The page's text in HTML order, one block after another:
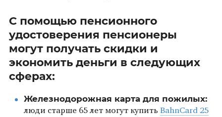
С помощью пенсионного
удостоверения пенсионеры
могут получать скидки и
экономить деньги в следующих
сферах:
Железнодорожная карта для пожилых:
люди старше 65 лет могут купить BahnCard 25